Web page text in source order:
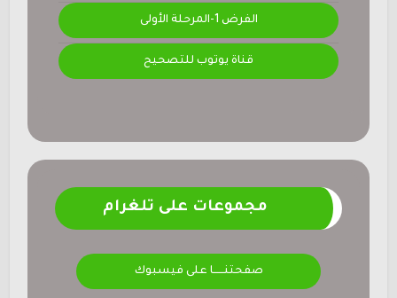
الفرض 1-المرحلة الأولى
قناة يوتوب للتصحيح
مجموعات على تلغرام
صفحتنــــــا على فيسبوك